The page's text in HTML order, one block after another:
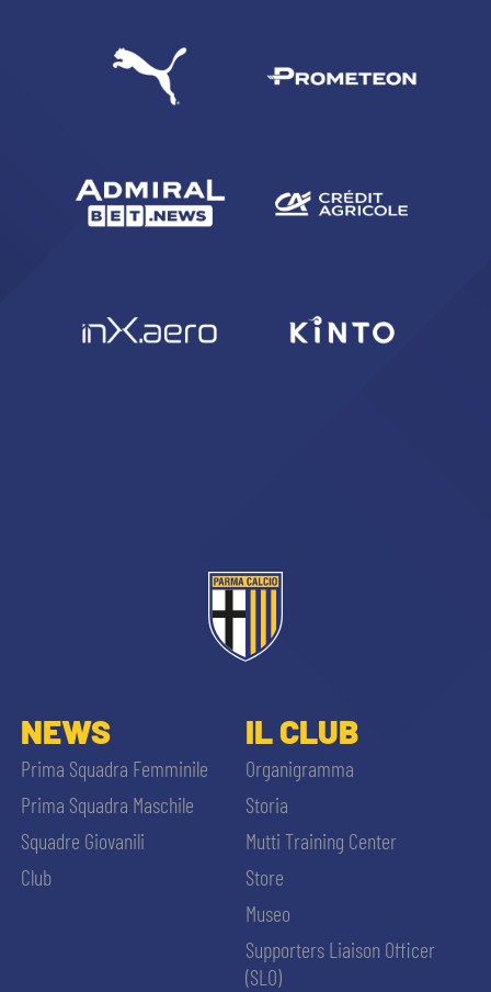
NEWS
Prima Squadra Femminile
Prima Squadra Maschile
Squadre Giovanili
Club
IL CLUB
Organigramma
Storia
Mutti Training Center
Store
Museo
Supporters Liaison Officer
(SLO)
abilitato